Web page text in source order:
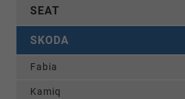
SEAT
SKODA
Fabia
Kamiq